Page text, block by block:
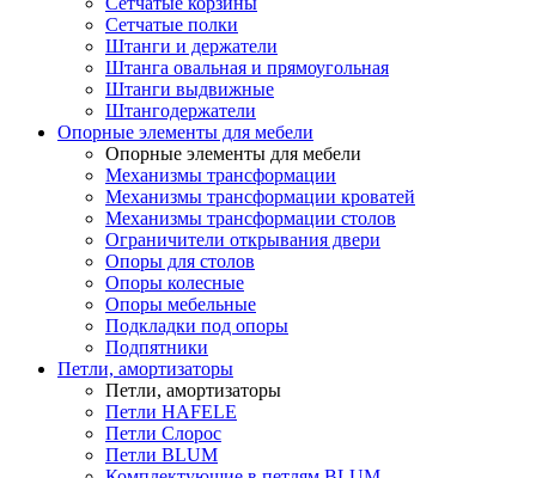
Сетчатые полки
Штанги и держатели
Штанга овальная и прямоугольная
Штанги выдвижные
Штангодержатели
Опорные элементы для мебели
Опорные элементы для мебели
Механизмы трансформации
Механизмы трансформации кроватей
Механизмы трансформации столов
Ограничители открывания двери
Опоры для столов
Опоры колесные
Опоры мебельные
Подкладки под опоры
Подпятники
Петли, амортизаторы
Петли, амортизаторы
Петли HAFELE
Петли Слорос
Петли BLUM